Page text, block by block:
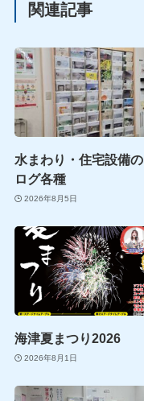
関連記事
水まわり・住宅設備
ログ各種
2026年8月5日
海津夏まつり2026
2026年8月1日